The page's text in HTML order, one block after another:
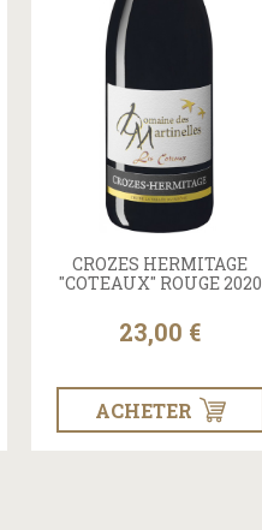
CROZES HERMITAGE
"COTEAUX" ROUGE 2020
23,00 €
ACHETER